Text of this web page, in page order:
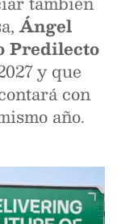
Ángel
Predilecto
y que
con
año.